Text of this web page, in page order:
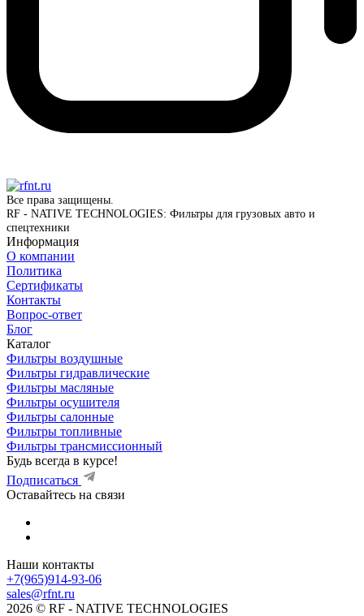
Все права защищены.
RF - NATIVE TECHNOLOGIES: Фильтры для грузовых авто и
спецтехники
Информация
О компании
Политика
Сертификаты
Контакты
Вопрос-ответ
Блог
Каталог
Фильтры воздушные
Фильтры гидравлические
Фильтры масляные
Фильтры осушителя
Фильтры салонные
Фильтры топливные
Фильтры трансмиссионный
Будь всегда в курсе!
Подписаться
Оставайтесь на связи
Наши контакты
+7(965)914-93-06
sales@rfnt.ru
2026 © RF - NATIVE TECHNOLOGIES